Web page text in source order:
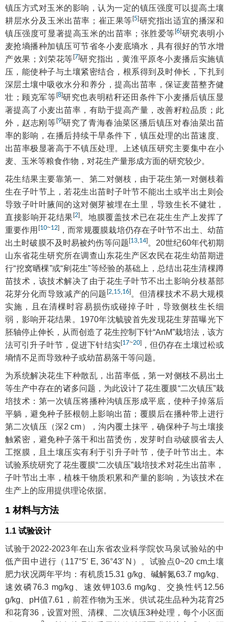
镇压方式对玉米的影响，认为一定的镇压强度可以提高土壤
耕层水分及玉米出苗率；崔正果等 [5]研究指出适宜的播深和
镇压强度可显著提高玉米的出苗率；张胜爱等 [6]研究表明小
麦抢墒播种加镇压可节省冬小麦底墒水，具有很好的节水增
产效果；刘荣花等 [7]研究指出，黄淮平原冬小麦播后实施镇
压，能使种子与土壤紧密结合，根系得到及时伸长，下扎到
深层土壤中吸收水分和养分，提高出苗率，保证麦苗整齐健
壮；顾克军等 [8]研究也表明秸秆还田条件下小麦播后镇压显
著提高了小麦出苗率，有助于提高产量，改善籽粒品质；此
外，赵志刚等 [9]研究了青海春油菜区播后镇压对春油菜出苗
率的影响，在播后持续干旱条件下，镇压处理的出苗速度、
出苗率极显著高于不镇压处理。上述镇压研究主要集中在小
麦、玉米等粮食作物，对花生产量形成方面的研究较少。
花生结果主要靠第一、第二对侧枝，由于花生第一对侧枝着
生在子叶节上，若花生出苗时子叶节不能出土或半出土则会
导致子叶叶腋间的这对侧芽被埋在土里，导致生长不健壮，
直接影响开花结果 [2]。地膜覆盖技术已在花生生产上发挥了
重要作用 [10~12]，而常规覆膜栽培仍存在子叶节不出土、幼苗
出土时破膜不及时易被灼伤等问题 [13,14]。20世纪60年代初期
山东省花生研究所在调查山东花生产区农民在花生幼苗期进
行“挖窝晒棵”或“剜花生”等经验的基础上，总结出花生清棵蹲
苗技术，该技术解决了由于花生子叶节不出土影响分枝基部
花芽分化而导致减产的问题 [2,15,16]。但清棵技术不易大规模
实施，且在清棵时容易损伤或碰掉子叶，导致侧枝生长细
弱，影响开花结果。1970年沈毓骏首先发现花生芽苗曝光下
胚轴停止伸长，从而创造了花生控制下针“AnM”栽培法，该方
法可引升子叶节，促进下针结实[17~20]，但仍存在土壤过松或
墒情不足而导致种子或幼苗易落干等问题。
为系统解决花生下种散乱，出苗率低，第一对侧枝不易出土
等生产中存在的诸多问题，为此设计了花生覆膜“二次镇压”栽
培技术：第一次镇压将播种沟镇压形成平底，使种子掉落后
平躺，避免种子胚根朝上影响出苗；覆膜后在播种带上进行
第二次镇压（深2 cm），沟内覆土抹平，确保种子与土壤接
触紧密，避免种子落干和出苗烫伤，发芽时自动破膜省去人
工抠膜，且土壤压实有利于引升子叶节，使子叶节出土。本
试验系统研究了花生覆膜“二次镇压”栽培技术对花生出苗率，
子叶节出土率，植株干物质积累和产量的影响，为该技术在
生产上的应用提供理论依据。
1 材料与方法
1.1 试验设计
试验于2022-2023年在山东省农业科学院饮马泉试验站的中
低产田中进行（117°5′ E, 36°43′ N）。试验点0~20 cm土壤
肥力状况两年平均：有机质15.31 g/kg、碱解氮63.7 mg/kg、
速效磷76.3 mg/kg、速效钾103.6 mg/kg、交换性钙12.56
g/kg、pH值7.61，前茬作物为玉米。供试花生品种为花育25
和花育36，设置对照、清棵、二次镇压3种处理，每个小区面